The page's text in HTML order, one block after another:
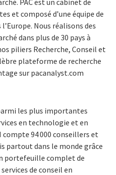
et composé d’une équipe de
Nous réalisons des
dans plus de 30 pays à
piliers Recherche, Conseil et
plateforme de recherche
sur pacanalyst.com
les plus importantes
en technologie et en
compte 94 000 conseillers et
partout dans le monde grâce
portefeuille complet de
de conseil en